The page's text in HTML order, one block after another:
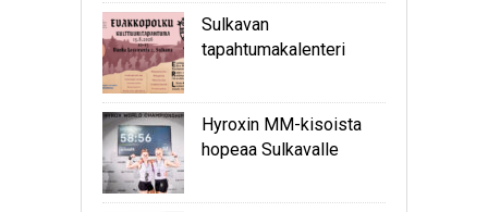
Sulkavan
tapahtumakalenteri
Hyroxin MM-kisoista
hopeaa Sulkavalle